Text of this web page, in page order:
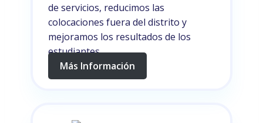
de servicios, reducimos las
colocaciones fuera del distrito y
mejoramos los resultados de los
estudiantes.
Más Información